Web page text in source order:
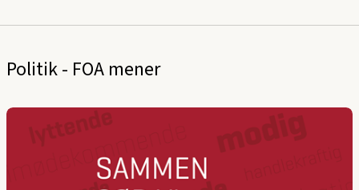
Politik - FOA mener